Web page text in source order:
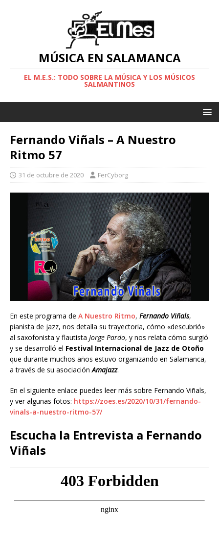
MÚSICA EN SALAMANCA
EL M.E.S.: TODO SOBRE LA MÚSICA Y LOS MÚSICOS
SALMANTINOS
Fernando Viñals – A Nuestro
Ritmo 57
31 de octubre de 2020 FerCyborg
En este programa de A Nuestro Ritmo, Fernando Viñals,
pianista de jazz, nos detalla su trayectoria, cómo «descubrió»
al saxofonista y flautista Jorge Pardo, y nos relata cómo surgió
y se desarrolló el Festival Internacional de Jazz de Otoño
que durante muchos años estuvo organizando en Salamanca,
a través de su asociaciónAmajazz.
En el siguiente enlace puedes leer más sobre Fernando Viñals,
y ver algunas fotos: https://zoes.es/2020/10/31/fernando-
vinals-a-nuestro-ritmo-57/
Escucha la Entrevista a Fernando
Viñals